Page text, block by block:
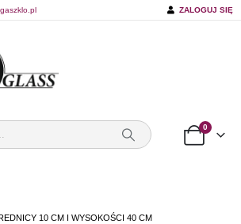
ZALOGUJ SIĘ
0
10 CM I WYSOKOŚCI 40 CM